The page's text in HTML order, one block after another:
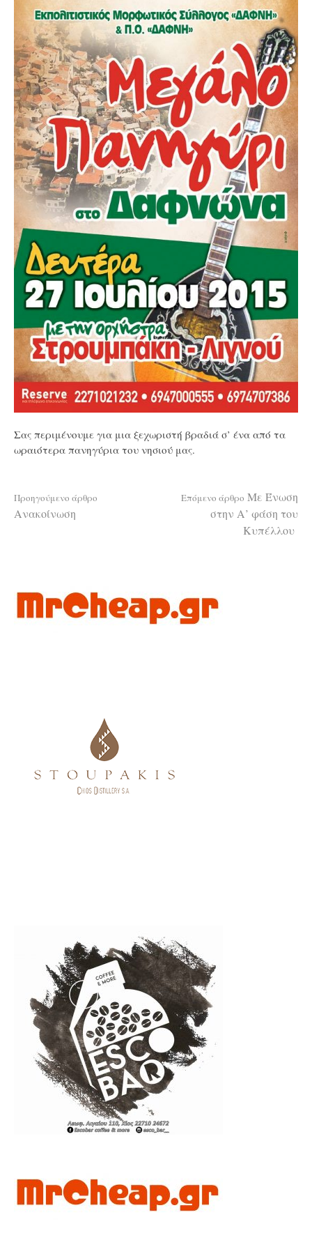
Σας περιμένουμε για μια ξεχωριστή βραδιά σ’ ένα από τα
ωραιότερα πανηγύρια του νησιού μας.
Διαβάστε
Προηγούμενο άρθρο
Ανακοίνωση
Επόμενο άρθρο Με Ένωση
στην Α’ φάση του
Κυπέλλου